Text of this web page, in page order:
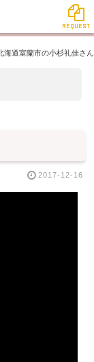
海道室蘭市の小杉礼佳さん
2017-12-16
REQUEST